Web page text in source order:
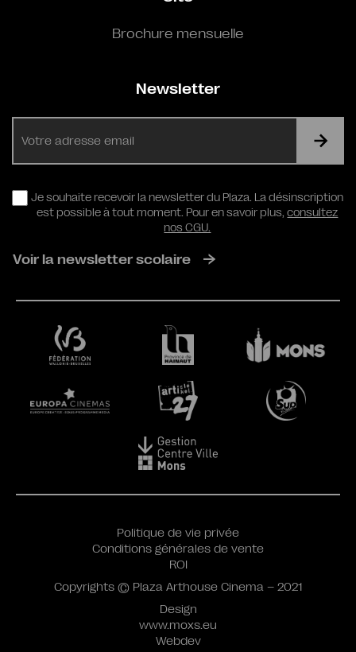
Brochure mensuelle
Newsletter
RGPD
Je souhaite recevoir la newsletter du Plaza. La désinscription
est possible à tout moment. Pour en savoir plus,consultez
nos CGU.
Voir la newsletter scolaire
Design
www.moxs.eu
Webdev
Politique de vie privée
Conditions générales de vente
ROI
Copyrights © Plaza Arthouse Cinema – 2021